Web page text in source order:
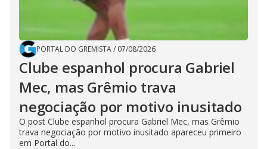
PORTAL DO GREMISTA/ 07/08/2026
Clube espanhol procura Gabriel
Mec, mas Grêmio trava
negociação por motivo inusitado
O post Clube espanhol procura Gabriel Mec, mas Grêmio
trava negociação por motivo inusitado apareceu primeiro
em Portal do...